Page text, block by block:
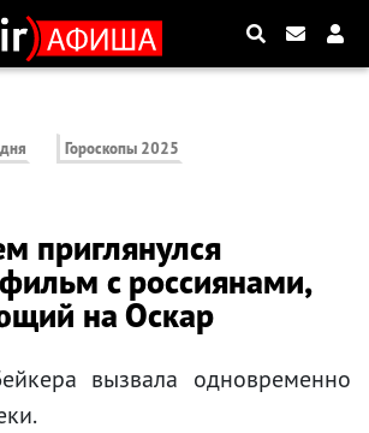
Гороскопы 2025
приглянулся
с россиянами,
на Оскар
вызвала одновременно